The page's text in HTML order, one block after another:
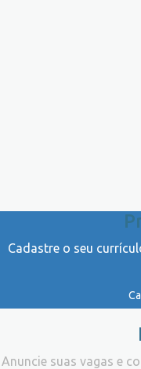
Cadastre o seu
Anuncie suas vagas e